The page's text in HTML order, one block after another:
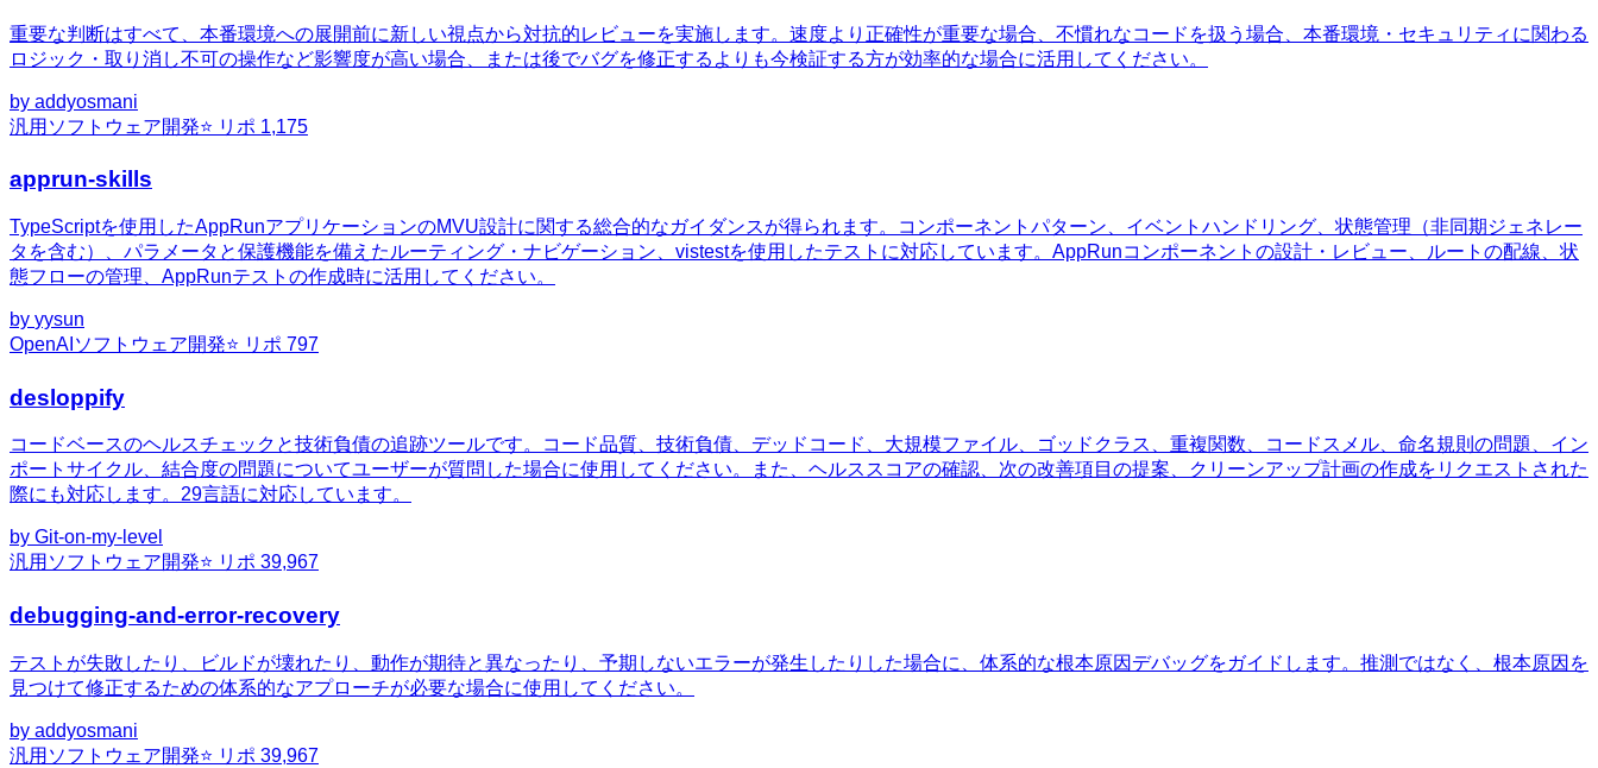
重要な判断はすべて、本番環境への展開前に新しい視点から対抗的レビューを実施します。速度より正確性が重要な場合、不慣れなコードを扱う場合、本番環境・セキュリティに関わる
ロジック・取り消し不可の操作など影響度が高い場合、または後でバグを修正するよりも今検証する方が効率的な場合に活用してください。
by addyosmani
汎用 ソフトウェア開発⭐ リポ 1,175
apprun-skills
TypeScriptを使用したAppRunアプリケーションのMVU設計に関する総合的なガイダンスが得られます。コンポーネントパターン、イベントハンドリング、状態管理（非同期ジェネレー
タを含む）、パラメータと保護機能を備えたルーティング・ナビゲーション、vistestを使用したテストに対応しています。AppRunコンポーネントの設計・レビュー、ルートの配線、状
態フローの管理、AppRunテストの作成時に活用してください。
by yysun
OpenAI ソフトウェア開発⭐ リポ 797
desloppify
コードベースのヘルスチェックと技術負債の追跡ツールです。コード品質、技術負債、デッドコード、大規模ファイル、ゴッドクラス、重複関数、コードスメル、命名規則の問題、イン
ポートサイクル、結合度の問題についてユーザーが質問した場合に使用してください。また、ヘルススコアの確認、次の改善項目の提案、クリーンアップ計画の作成をリクエストされた
際にも対応します。29言語に対応しています。
by Git-on-my-level
汎用 ソフトウェア開発⭐ リポ 39,967
debugging-and-error-recovery
テストが失敗したり、ビルドが壊れたり、動作が期待と異なったり、予期しないエラーが発生したりした場合に、体系的な根本原因デバッグをガイドします。推測ではなく、根本原因を
見つけて修正するための体系的なアプローチが必要な場合に使用してください。
by addyosmani
汎用 ソフトウェア開発⭐ リポ 39,967